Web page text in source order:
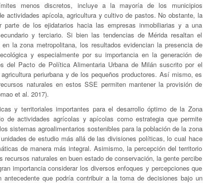
menos discretos, incluye a la mayoría de los municipios
actividades apícola, agricultura y cultivo de pastos. No obstante, la
parte de los ejidatarios hacia las empresas inmobiliarias y a una
y terciario. Si bien las tendencias de Mérida resaltan el
la zona metropolitana, los resultados evidencian la presencia de
y especialmente por su importancia en la generación de
del Pacto de Política Alimentaria Urbana de Milán suscrito por el
periurbana y de los pequeños productores. Así mismo, es
naturales en estos SSE permiten mantener la provisión de
et al. 2017).
y territoriales importantes para el desarrollo óptimo de la Zona
actividades agrícolas y apícolas como estrategia que permite
sistemas agroalimentarios sostenibles para la población de la zona
de estudio más allá de las divisiones políticas, lo cual hace
de manera más integral. Asimismo, la percepción del territorio
naturales en buen estado de conservación, la gente percibe
importancia considerar los diversos enfoques y percepciones que
que podría contribuir a la toma de decisiones bajo un